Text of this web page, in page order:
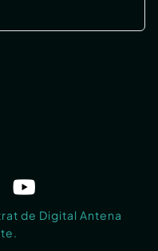
de Digital Antena